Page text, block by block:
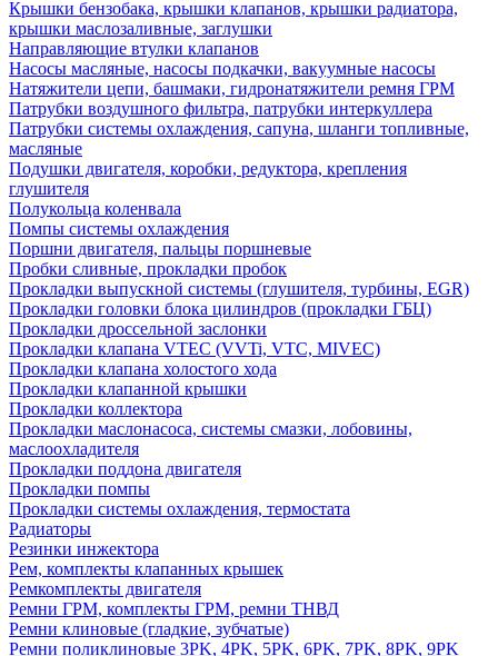
Крышки бензобака, крышки клапанов, крышки радиатора,
крышки маслозаливные, заглушки
Направляющие втулки клапанов
Насосы масляные, насосы подкачки, вакуумные насосы
Натяжители цепи, башмаки, гидронатяжители ремня ГРМ
Патрубки воздушного фильтра, патрубки интеркуллера
Патрубки системы охлаждения, сапуна, шланги топливные,
масляные
Подушки двигателя, коробки, редуктора, крепления
глушителя
Полукольца коленвала
Помпы системы охлаждения
Поршни двигателя, пальцы поршневые
Пробки сливные, прокладки пробок
Прокладки выпускной системы (глушителя, турбины, EGR)
Прокладки головки блока цилиндров (прокладки ГБЦ)
Прокладки дроссельной заслонки
Прокладки клапана VTEC (VVTi, VTC, MIVEC)
Прокладки клапана холостого хода
Прокладки клапанной крышки
Прокладки коллектора
Прокладки маслонасоса, системы смазки, лобовины,
маслоохладителя
Прокладки поддона двигателя
Прокладки помпы
Прокладки системы охлаждения, термостата
Радиаторы
Резинки инжектора
Рем, комплекты клапанных крышек
Ремкомплекты двигателя
Ремни ГРМ, комплекты ГРМ, ремни ТНВД
Ремни клиновые (гладкие, зубчатые)
Ремни поликлиновые 3PK, 4PK, 5PK, 6PK, 7PK, 8PK, 9PK